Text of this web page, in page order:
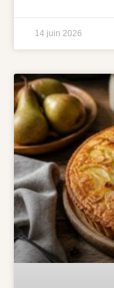
14 juin 2026